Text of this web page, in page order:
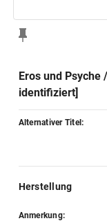
Eros und Psyche
identifiziert]
Alternativer Titel:
Herstellung
Anmerkung: